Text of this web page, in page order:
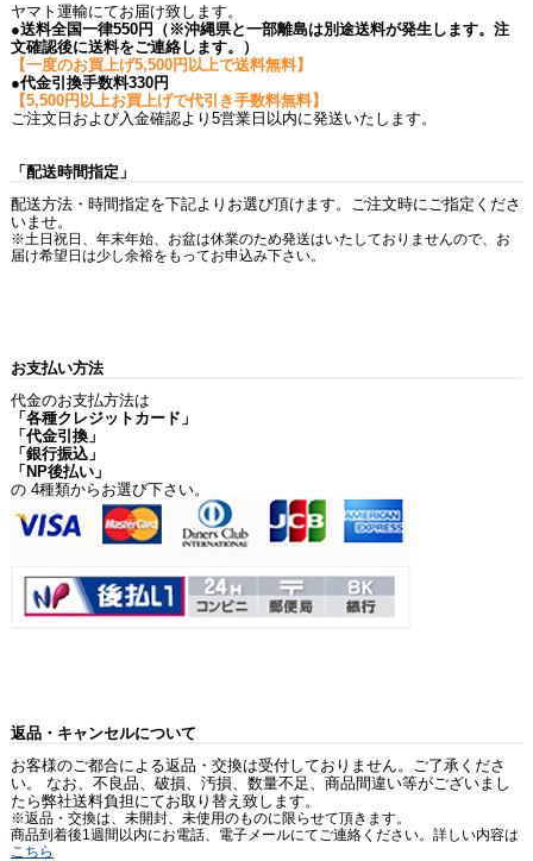
ヤマト運輸にてお届け致します。
●送料全国一律550円（※沖縄県と一部離島は別途送料が発生します。注
文確認後に送料をご連絡します。）
【一度のお買上げ5,500円以上で送料無料】
●代金引換手数料330円
【5,500円以上お買上げで代引き手数料無料】
ご注文日および入金確認より5営業日以内に発送いたします。
「配送時間指定」
配送方法・時間指定を下記よりお選び頂けます。ご注文時にご指定くださ
いませ。
※土日祝日、年末年始、お盆は休業のため発送はいたしておりませんので、お
届け希望日は少し余裕をもってお申込み下さい。
お支払い方法
代金のお支払方法は
「各種クレジットカード」
「代金引換」
「銀行振込」
「NP後払い」
の 4種類からお選び下さい。
返品・キャンセルについて
お客様のご都合による返品・交換は受付しておりません。ご了承くださ
い。 なお、不良品、破損、汚損、数量不足、商品間違い等がございまし
たら弊社送料負担にてお取り替え致します。
※返品・交換は、未開封、未使用のものに限らせて頂きます。
商品到着後1週間以内にお電話、電子メールにてご連絡ください。詳しい内容は
こちら